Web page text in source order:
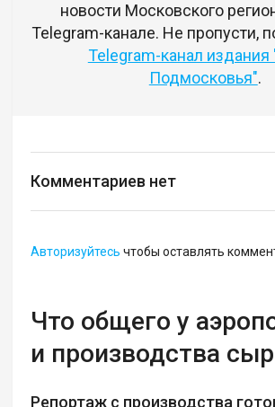
новости Московского
Telegram-канале. Не пропусти,
Telegram-канал издания
Подмосковья".
Комментариев нет
Авторизуйтесь чтобы оставлять
Что общего у
и производства
Репортаж с производства